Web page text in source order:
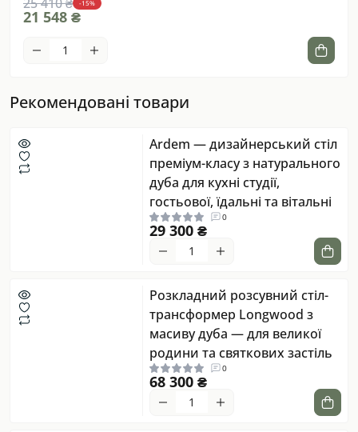
-15%
21 548 ₴
Рекомендовані товари
Ardem — дизайнерський стіл
преміум-класу з натурального
дуба для кухні студії,
гостьової, їдальні та вітальні
0
29 300 ₴
Розкладний розсувний стіл-
трансформер Longwood з
масиву дуба — для великої
родини та святкових застіль
0
68 300 ₴